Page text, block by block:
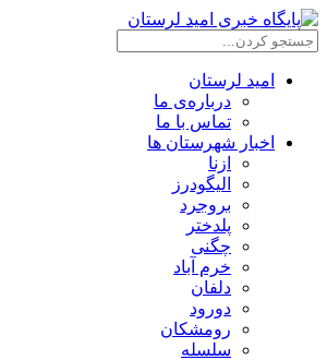
امید لرستان
درباره‌ی ما
تماس با ما
اخبار شهرستان ها
ازنا
الیگودرز
بروجرد
پلدختر
چگنی
خرم آباد
دلفان
دورود
رومشکان
سلسله